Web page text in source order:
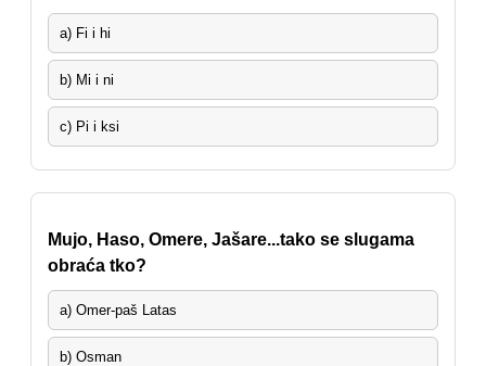
a) Fi i hi
b) Mi i ni
c) Pi i ksi
Mujo, Haso, Omere, Jašare...tako se slugama
obraća tko?
a) Omer-paš Latas
b) Osman